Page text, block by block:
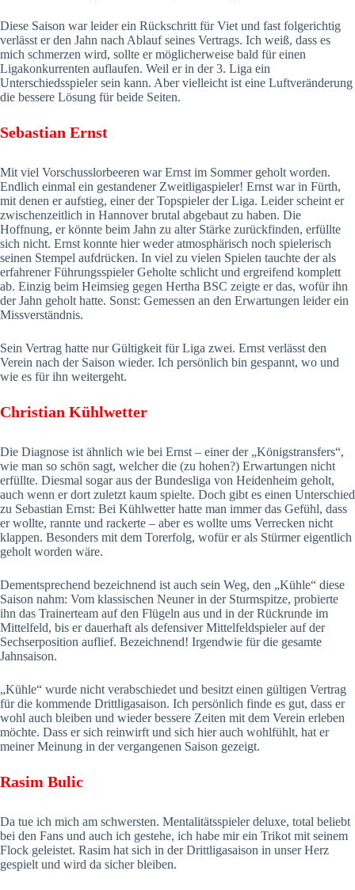
Diese Saison war leider ein Rückschritt für Viet und fast folgerichtig
verlässt er den Jahn nach Ablauf seines Vertrags. Ich weiß, dass es
mich schmerzen wird, sollte er möglicherweise bald für einen
Ligakonkurrenten auflaufen. Weil er in der 3. Liga ein
Unterschiedsspieler sein kann. Aber vielleicht ist eine Luftveränderung
die bessere Lösung für beide Seiten.
Sebastian Ernst
Mit viel Vorschusslorbeeren war Ernst im Sommer geholt worden.
Endlich einmal ein gestandener Zweitligaspieler! Ernst war in Fürth,
mit denen er aufstieg, einer der Topspieler der Liga. Leider scheint er
zwischenzeitlich in Hannover brutal abgebaut zu haben. Die
Hoffnung, er könnte beim Jahn zu alter Stärke zurückfinden, erfüllte
sich nicht. Ernst konnte hier weder atmosphärisch noch spielerisch
seinen Stempel aufdrücken. In viel zu vielen Spielen tauchte der als
erfahrener Führungsspieler Geholte schlicht und ergreifend komplett
ab. Einzig beim Heimsieg gegen Hertha BSC zeigte er das, wofür ihn
der Jahn geholt hatte. Sonst: Gemessen an den Erwartungen leider ein
Missverständnis.
Sein Vertrag hatte nur Gültigkeit für Liga zwei. Ernst verlässt den
Verein nach der Saison wieder. Ich persönlich bin gespannt, wo und
wie es für ihn weitergeht.
Christian Kühlwetter
Die Diagnose ist ähnlich wie bei Ernst – einer der „Königstransfers“,
wie man so schön sagt, welcher die (zu hohen?) Erwartungen nicht
erfüllte. Diesmal sogar aus der Bundesliga von Heidenheim geholt,
auch wenn er dort zuletzt kaum spielte. Doch gibt es einen Unterschied
zu Sebastian Ernst: Bei Kühlwetter hatte man immer das Gefühl, dass
er wollte, rannte und rackerte – aber es wollte ums Verrecken nicht
klappen. Besonders mit dem Torerfolg, wofür er als Stürmer eigentlich
geholt worden wäre.
Dementsprechend bezeichnend ist auch sein Weg, den „Kühle“ diese
Saison nahm: Vom klassischen Neuner in der Sturmspitze, probierte
ihn das Trainerteam auf den Flügeln aus und in der Rückrunde im
Mittelfeld, bis er dauerhaft als defensiver Mittelfeldspieler auf der
Sechserposition auflief. Bezeichnend! Irgendwie für die gesamte
Jahnsaison.
„Kühle“ wurde nicht verabschiedet und besitzt einen gültigen Vertrag
für die kommende Drittligasaison. Ich persönlich finde es gut, dass er
wohl auch bleiben und wieder bessere Zeiten mit dem Verein erleben
möchte. Dass er sich reinwirft und sich hier auch wohlfühlt, hat er
meiner Meinung in der vergangenen Saison gezeigt.
Rasim Bulic
Da tue ich mich am schwersten. Mentalitätsspieler deluxe, total beliebt
bei den Fans und auch ich gestehe, ich habe mir ein Trikot mit seinem
Flock geleistet. Rasim hat sich in der Drittligasaison in unser Herz
gespielt und wird da sicher bleiben.